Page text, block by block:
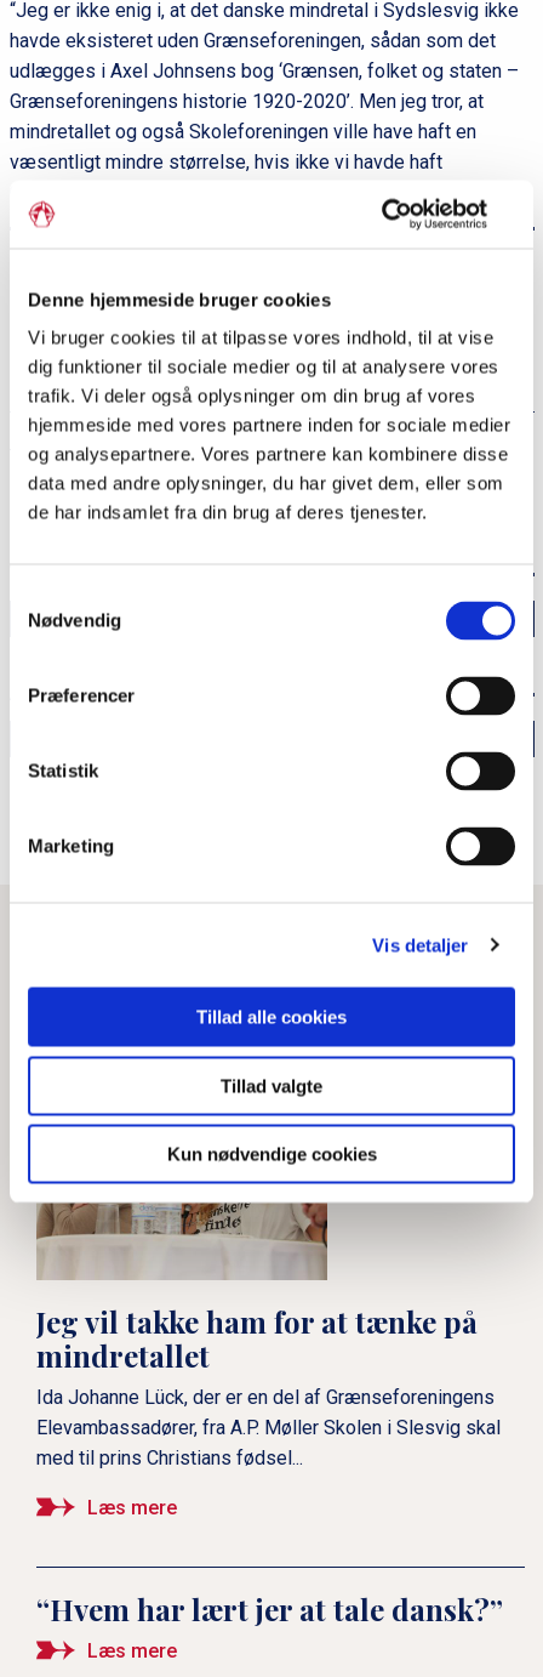
Denne hjemmeside bruger cookies
Vi bruger cookies til at tilpasse vores indhold, til at vise
dig funktioner til sociale medier og til at analysere vores
trafik. Vi deler også oplysninger om din brug af vores
hjemmeside med vores partnere inden for sociale medier
og analysepartnere. Vores partnere kan kombinere disse
data med andre oplysninger, du har givet dem, eller som
de har indsamlet fra din brug af deres tjenester.
Nødvendig
Præferencer
Statistik
Marketing
Vis detaljer
Tillad alle cookies
Tillad valgte
Kun nødvendige cookies
“Jeg er ikke enig i, at det danske mindretal i Sydslesvig ikke
havde eksisteret uden Grænseforeningen, sådan som det
udlægges i Axel Johnsens bog ‘Grænsen, folket og staten –
Grænseforeningens historie 1920-2020’. Men jeg tror, at
mindretallet og også Skoleforeningen ville have haft en
væsentligt mindre størrelse, hvis ikke vi havde haft
Christian Juhl svarer:
Hvilken betydning har
Grænseforeningen i dag?
Del siden
Grænseforeningens fremtid er
nysgerrig på andre"
Kulturministeren svarer:
Hvilken betydning har
Grænseforeningen i dag?
Marie Krarup svarer: Hvilken
betydning har
Grænseforeningen i dag?
Ambassadør Susanne
Hyldelund svarer: Hvilken
betydning har
Grænseforeningen i dag?
Bertel Haarder svarer:
Hvilken betydning har
ANDRE ARTIKLER I MAGASINET
Grænseforeningen vil være med til at bygge bro hen
Jeg vil takke ham for at tænke på
mindretallet
Ida Johanne Lück, der er en del af Grænseforeningens
Elevambassadører, fra A.P. Møller Skolen i Slesvig skal
med til prins Christians fødsel...
Læs mere
“Hvem har lært jer at tale dansk?”
Læs mere